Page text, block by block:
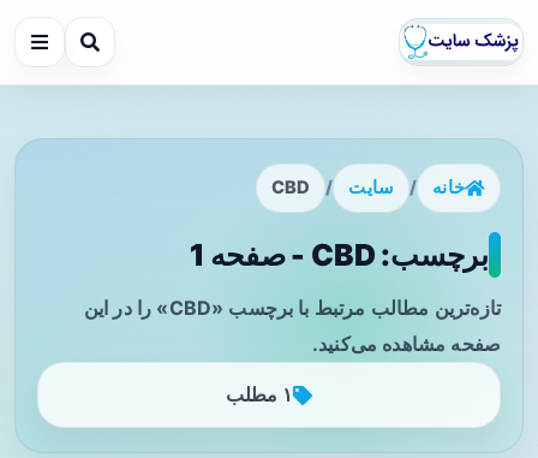
خانه / سایت /
CBD
برچسب: CBD - صفحه 1
تازه‌ترین مطالب مرتبط با برچسب «CBD» را در این
صفحه مشاهده می‌کنید.
۱ مطلب